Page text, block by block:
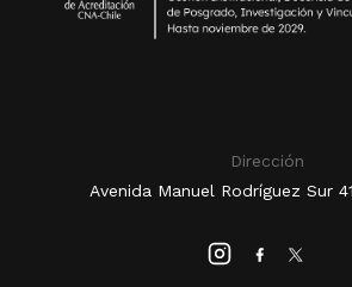
Dirección
Avenida Manuel Rodríguez Sur